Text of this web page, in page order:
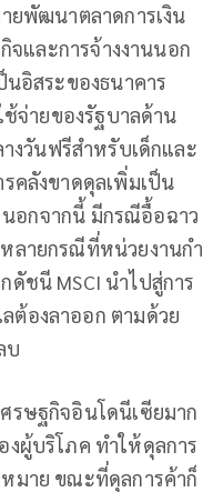
ยพัฒนาตลาดการเงิน
จและการจ้างงานนอก
นอิสระของธนาคาร
จ่ายของรัฐบาลด้าน
งวันฟรีสำหรับเด็กและ
คลังขาดดุลเพิ่มเป็น
อกจากนี้ มีกรณีอื้อฉาว
ลายกรณีที่หน่วยงานกํา
ชนี MSCI นำไปสู่การ
ต้องลาออก ตามด้วย
บ
รษฐกิจอินโดนีเซียมาก
งผู้บริโภค ทำให้ดุลการ
มาย ขณะที่ดุลการค้าก็